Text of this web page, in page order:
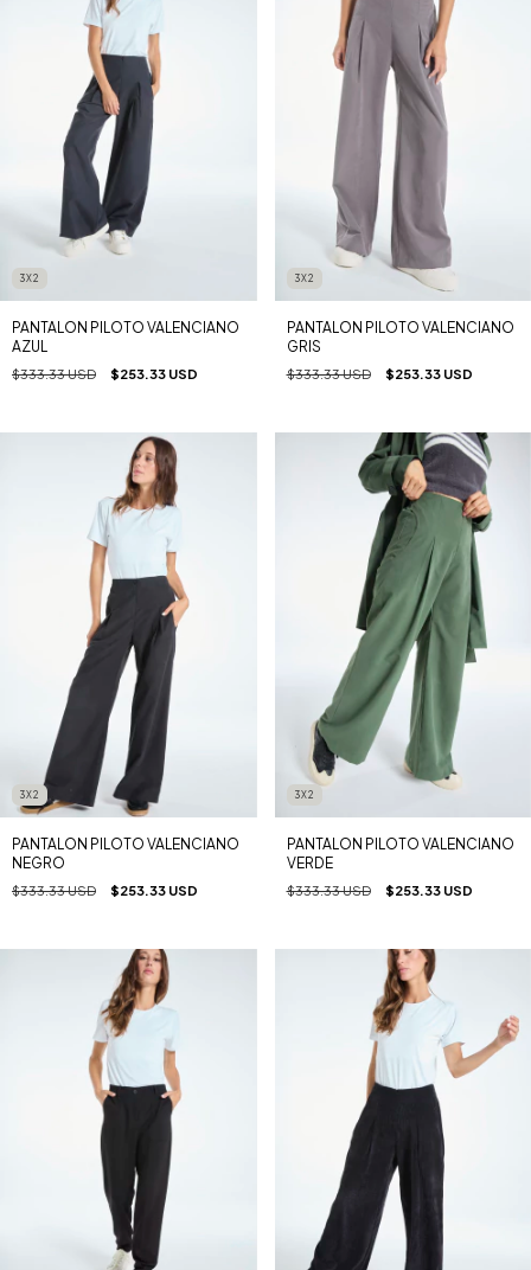
3X2
PANTALON PILOTO VALENCIANO
AZUL
$333.33 USD $253.33 USD
3X2
PANTALON PILOTO VALENCIANO
GRIS
$333.33 USD $253.33 USD
3X2
PANTALON PILOTO VALENCIANO
NEGRO
$333.33 USD $253.33 USD
3X2
PANTALON PILOTO VALENCIANO
VERDE
$333.33 USD $253.33 USD